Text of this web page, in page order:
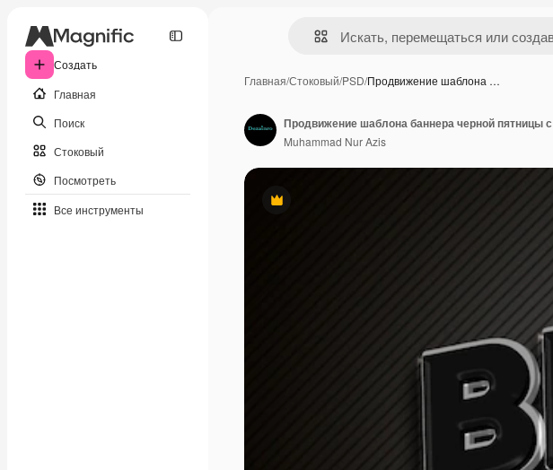
Создать
Главная
Поиск
Стоковый
Посмотреть
Все инструменты
Главная/Стоковый/PSD/Продвижение шаблона …
Премиум
Muhammad Nur Azis